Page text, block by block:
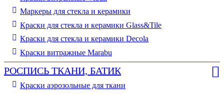
Маркеры для стекла и керамики
Краски для стекла и керамики Glass&Tile
Краски для стекла и керамики Decola
Краски витражные Marabu
РОСПИСЬ ТКАНИ, БАТИК
Краски аэрозольные для ткани